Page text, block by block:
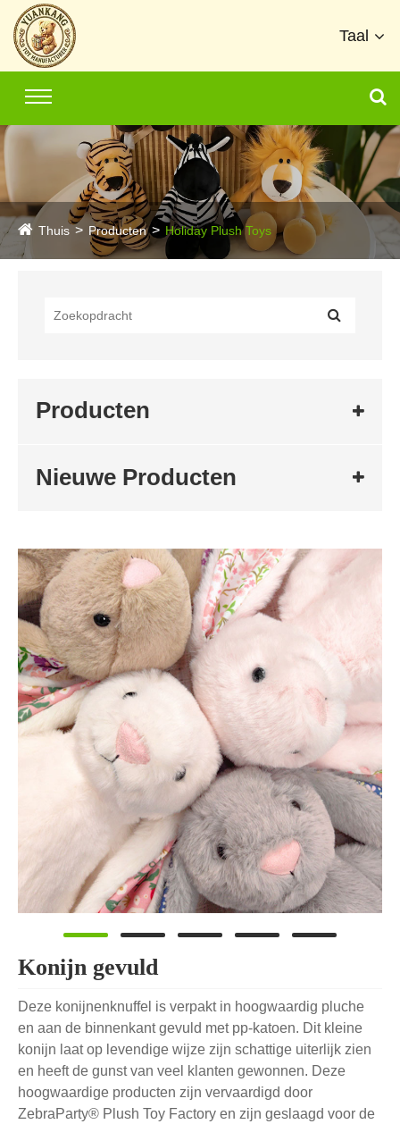
Taal
Thuis Producten Holiday Plush Toys
Producten
Nieuwe Producten
Konijn gevuld
Deze konijnenknuffel is verpakt in hoogwaardig pluche
en aan de binnenkant gevuld met pp-katoen. Dit kleine
konijn laat op levendige wijze zijn schattige uiterlijk zien
en heeft de gunst van veel klanten gewonnen. Deze
hoogwaardige producten zijn vervaardigd door
ZebraParty® Plush Toy Factory en zijn geslaagd voor de